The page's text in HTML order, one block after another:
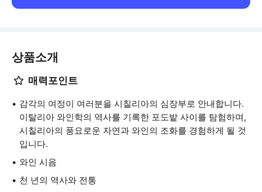
상품소개
매력포인트
감각의 여정이 여러분을 시칠리아의 심장부로 안내합니다.
이탈리아 와인학의 역사를 기록한 포도밭 사이를 탐험하며,
시칠리아의 풍요로운 자연과 와인의 조화를 경험하게 될 것
입니다.
와인 시음
천 년의 역사와 전통